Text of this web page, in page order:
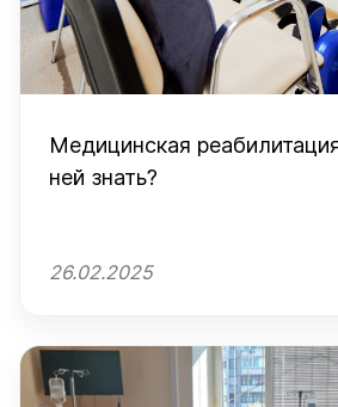
Медицинская
ней знать?
26.02.2025